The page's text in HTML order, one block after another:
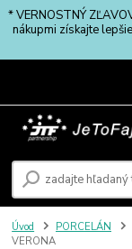
* VERNOSTNÝ
nákupmi získajte
Úvod PORCELÁN
VERONA